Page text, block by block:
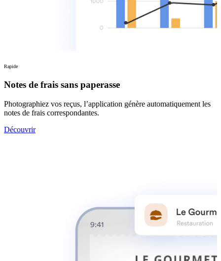
Rapide
Notes de frais sans paperasse
Photographiez vos reçus, l’application génère automatiquement les
notes de frais correspondantes.
Découvrir